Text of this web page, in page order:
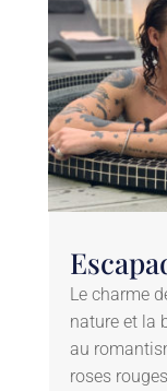
Le charme
nature et la
au
roses